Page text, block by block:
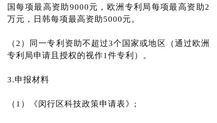
国每项最高资助9000元，欧洲专利局每项最高资助2
万元，日韩每项最高资助5000元。
（2）同一专利资助不超过3个国家或地区（通过欧洲
专利局申请且授权的视作1件专利）。
3.申报材料
（1）《闵行区科技政策申请表》;